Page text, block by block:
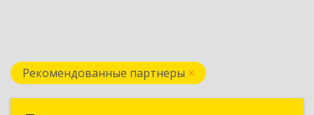
Рекомендованные партнеры